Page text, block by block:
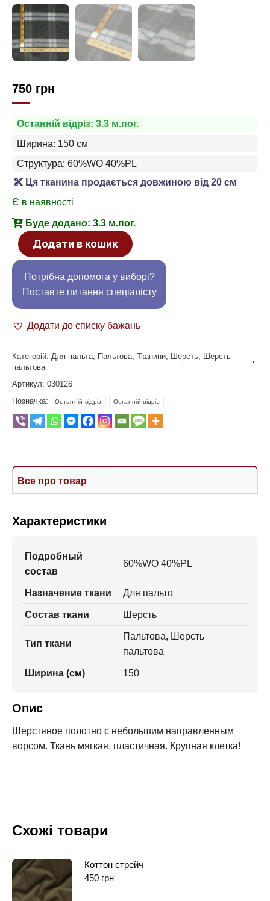
750 грн
Останній відріз: 3.3 м.пог.
Ширина: 150 см
Структура: 60%WO 40%PL
Ця тканина продається довжиною від 20 см
Є в наявності
Буде додано: 3.3 м.пог.
Додати в кошик
Потрібна допомога у виборі?
Поставте питання спеціалісту
Додати до списку бажань
Категорій: Для пальта Пальтова Тканини Шерсть Шерсть
пальтова
Артикул: 030126
Позначка:
Останній відріз Останній відріз
Все про товар
Характеристики
Подробный
состав
60%WO 40%PL
Назначение ткани Для пальто
Состав ткани Шерсть
Тип ткани
Пальтова, Шерсть
пальтова
Ширина (см) 150
Опис
Шерстяное полотно с небольшим направленным
ворсом. Ткань мягкая, пластичная. Крупная клетка!
Схожі товари
Коттон стрейч
450 грн